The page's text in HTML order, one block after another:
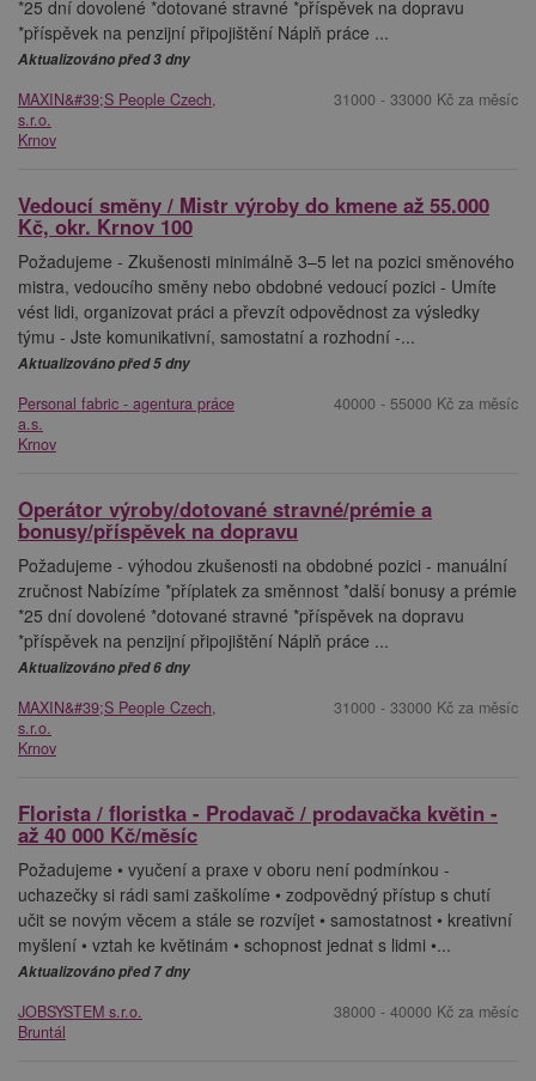
*25 dní dovolené *dotované stravné *příspěvek na dopravu
*příspěvek na penzijní připojištění Náplň práce ...
Aktualizováno před 3 dny
MAXIN&#39;S People Czech,
s.r.o.
Krnov
31000 - 33000 Kč za měsíc
Vedoucí směny / Mistr výroby do kmene až 55.000
Kč, okr. Krnov 100
Požadujeme - Zkušenosti minimálně 3–5 let na pozici směnového
mistra, vedoucího směny nebo obdobné vedoucí pozici - Umíte
vést lidi, organizovat práci a převzít odpovědnost za výsledky
týmu - Jste komunikativní, samostatní a rozhodní -...
Aktualizováno před 5 dny
Personal fabric - agentura práce
a.s.
Krnov
40000 - 55000 Kč za měsíc
Operátor výroby/dotované stravné/prémie a
bonusy/příspěvek na dopravu
Požadujeme - výhodou zkušenosti na obdobné pozici - manuální
zručnost Nabízíme *příplatek za směnnost *další bonusy a prémie
*25 dní dovolené *dotované stravné *příspěvek na dopravu
*příspěvek na penzijní připojištění Náplň práce ...
Aktualizováno před 6 dny
MAXIN&#39;S People Czech,
s.r.o.
Krnov
31000 - 33000 Kč za měsíc
Florista / floristka - Prodavač / prodavačka květin -
až 40 000 Kč/měsíc
Požadujeme • vyučení a praxe v oboru není podmínkou -
uchazečky si rádi sami zaškolíme • zodpovědný přístup s chutí
učit se novým věcem a stále se rozvíjet • samostatnost • kreativní
myšlení • vztah ke květinám • schopnost jednat s lidmi •...
Aktualizováno před 7 dny
JOBSYSTEM s.r.o.
Bruntál
38000 - 40000 Kč za měsíc